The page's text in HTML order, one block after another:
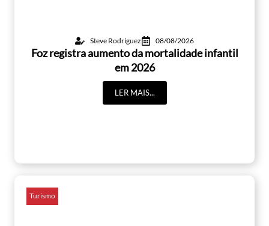
Steve Rodríguez 08/08/2026
Foz registra aumento da mortalidade infantil
em 2026
LER MAIS...
Turismo